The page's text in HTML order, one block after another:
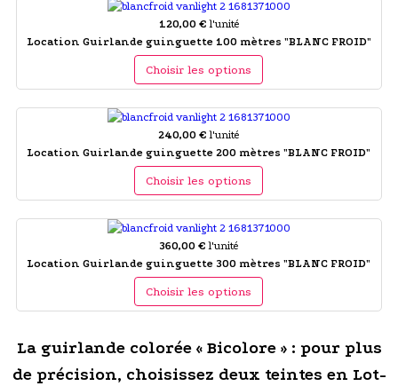
120,00 € l'unité
Location Guirlande guinguette 100 mètres "BLANC FROID"
Choisir les options
240,00 € l'unité
Location Guirlande guinguette 200 mètres "BLANC FROID"
Choisir les options
360,00 € l'unité
Location Guirlande guinguette 300 mètres "BLANC FROID"
Choisir les options
La guirlande colorée « Bicolore » : pour plus
de précision, choisissez deux teintes en Lot-